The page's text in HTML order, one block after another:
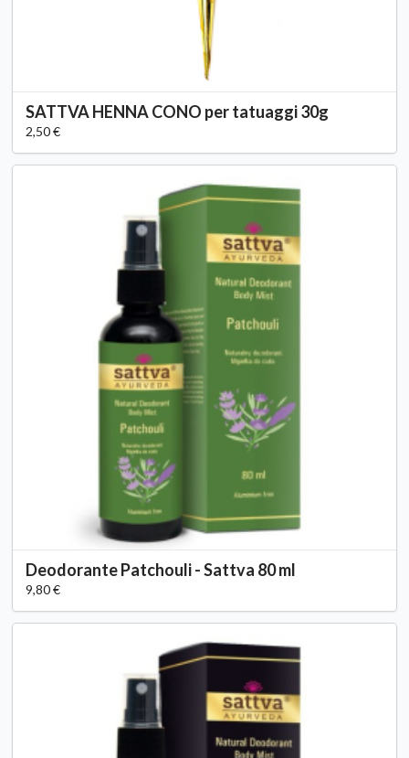
SATTVA HENNA CONO per tatuaggi 30g
2,50 €
Deodorante Patchouli - Sattva 80 ml
9,80 €